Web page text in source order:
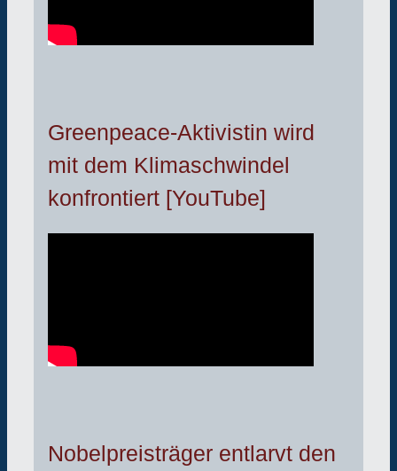
Greenpeace-Aktivistin wird
mit dem Klimaschwindel
konfrontiert [YouTube]
Nobelpreisträger entlarvt den